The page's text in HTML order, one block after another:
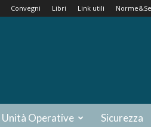
Convegni Libri Link utili
Unità Operative Sicurezza